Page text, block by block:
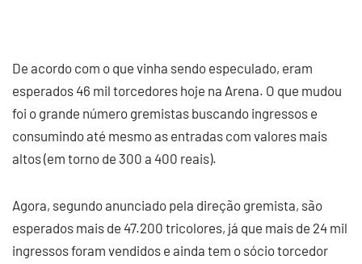
De acordo com o que vinha sendo especulado, eram
esperados 46 mil torcedores hoje na Arena. O que mudou
foi o grande número gremistas buscando ingressos e
consumindo até mesmo as entradas com valores mais
altos (em torno de 300 a 400 reais).
Agora, segundo anunciado pela direção gremista, são
esperados mais de 47.200 tricolores, já que mais de 24 mil
ingressos foram vendidos e ainda tem o sócio torcedor